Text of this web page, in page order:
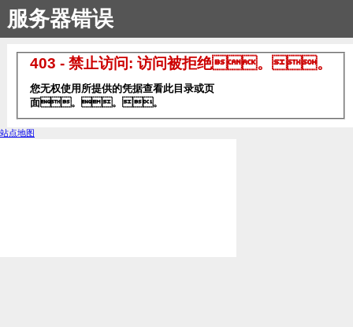
服务器错误
403 - 禁止访问: 访问被拒绝。。
您无权使用所提供的凭据查看此目录或页
面。。。
站点地图